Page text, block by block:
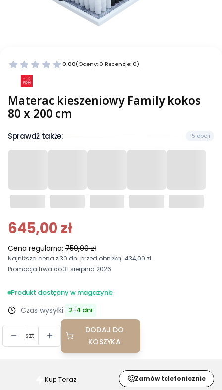
0.00(Oceny: 0 Recenzje: 0)
Materac kieszeniowy Family kokos
80 x 200 cm
Sprawdź także: 15 opcji
645,00 zł
Cena regularna: 759,00 zł
Najniższa cena z 30 dni przed obniżką: 434,00 zł
Promocja trwa do 31 sierpnia 2026
Produkt dostępny w magazynie
Czas wysyłki: 2-4 dni
szt.
DODAJ DO
KOSZYKA
Szybki
Kup Teraz Zamów telefonicznie